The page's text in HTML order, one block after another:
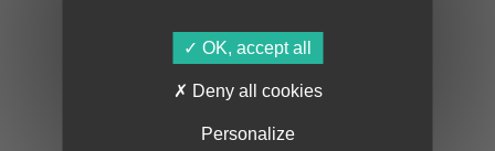
OK, accept all
Deny all cookies
Personalize